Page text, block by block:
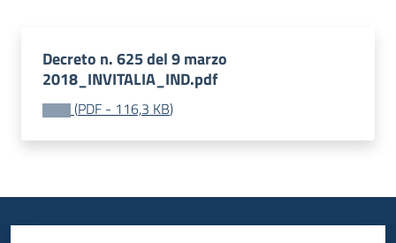
Decreto n. 625 del 9 marzo
2018_INVITALIA_IND.pdf
(PDF - 116,3 KB)